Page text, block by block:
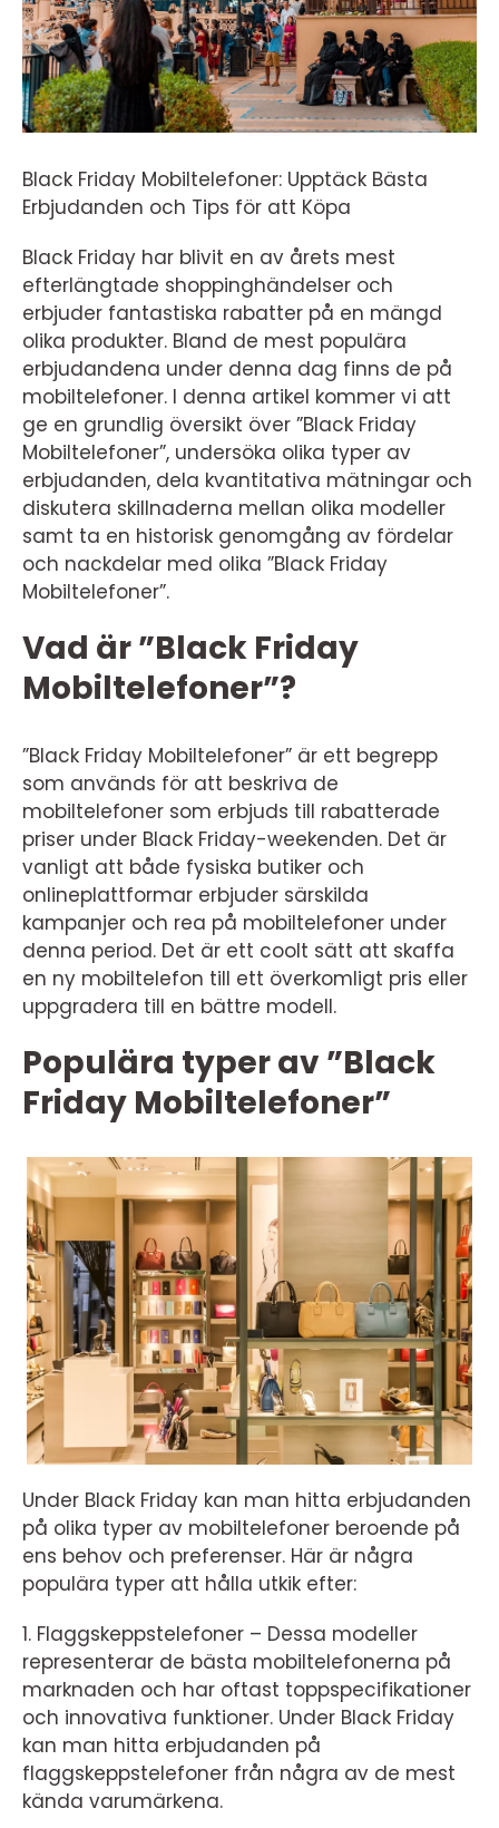
Black Friday Mobiltelefoner: Upptäck Bästa
Erbjudanden och Tips för att Köpa
Black Friday har blivit en av årets mest
efterlängtade shoppinghändelser och
erbjuder fantastiska rabatter på en mängd
olika produkter. Bland de mest populära
erbjudandena under denna dag finns de på
mobiltelefoner. I denna artikel kommer vi att
ge en grundlig översikt över ”Black Friday
Mobiltelefoner”, undersöka olika typer av
erbjudanden, dela kvantitativa mätningar och
diskutera skillnaderna mellan olika modeller
samt ta en historisk genomgång av fördelar
och nackdelar med olika ”Black Friday
Mobiltelefoner”.
Vad är ”Black Friday
Mobiltelefoner”?
”Black Friday Mobiltelefoner” är ett begrepp
som används för att beskriva de
mobiltelefoner som erbjuds till rabatterade
priser under Black Friday-weekenden. Det är
vanligt att både fysiska butiker och
onlineplattformar erbjuder särskilda
kampanjer och rea på mobiltelefoner under
denna period. Det är ett coolt sätt att skaffa
en ny mobiltelefon till ett överkomligt pris eller
uppgradera till en bättre modell.
Populära typer av ”Black
Friday Mobiltelefoner”
Under Black Friday kan man hitta erbjudanden
på olika typer av mobiltelefoner beroende på
ens behov och preferenser. Här är några
populära typer att hålla utkik efter:
1. Flaggskeppstelefoner – Dessa modeller
representerar de bästa mobiltelefonerna på
marknaden och har oftast toppspecifikationer
och innovativa funktioner. Under Black Friday
kan man hitta erbjudanden på
flaggskeppstelefoner från några av de mest
kända varumärkena.